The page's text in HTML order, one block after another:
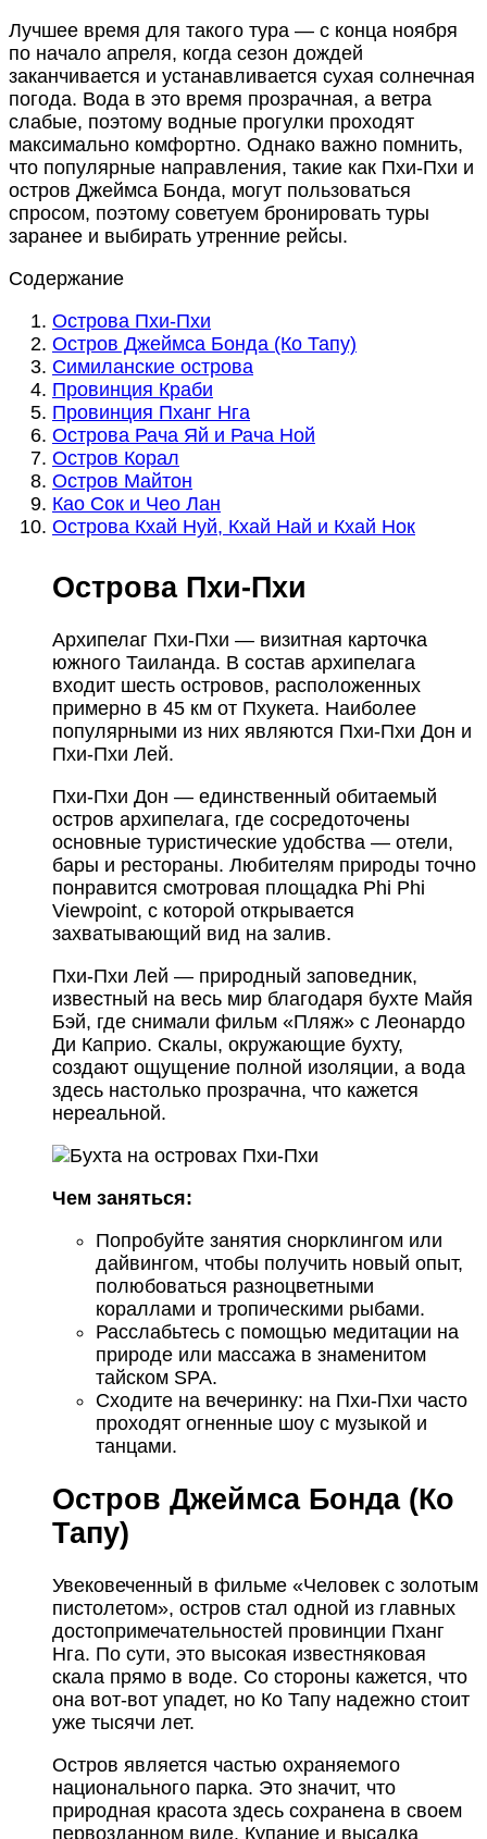
Лучшее время для такого тура — с конца ноября
по начало апреля, когда сезон дождей
заканчивается и устанавливается сухая солнечная
погода. Вода в это время прозрачная, а ветра
слабые, поэтому водные прогулки проходят
максимально комфортно. Однако важно помнить,
что популярные направления, такие как Пхи-Пхи и
остров Джеймса Бонда, могут пользоваться
спросом, поэтому советуем бронировать туры
заранее и выбирать утренние рейсы.
Содержание
Острова Пхи-Пхи
Остров Джеймса Бонда (Ко Тапу)
Симиланские острова
Провинция Краби
Провинция Пханг Нга
Острова Рача Яй и Рача Ной
Остров Корал
Остров Майтон
Као Сок и Чео Лан
Острова Кхай Нуй, Кхай Най и Кхай Нок
Острова Пхи-Пхи
Архипелаг Пхи-Пхи — визитная карточка
южного Таиланда. В состав архипелага
входит шесть островов, расположенных
примерно в 45 км от Пхукета. Наиболее
популярными из них являются Пхи-Пхи Дон и
Пхи-Пхи Лей.
Пхи-Пхи Дон — единственный обитаемый
остров архипелага, где сосредоточены
основные туристические удобства — отели,
бары и рестораны. Любителям природы точно
понравится смотровая площадка Phi Phi
Viewpoint, с которой открывается
захватывающий вид на залив.
Пхи-Пхи Лей — природный заповедник,
известный на весь мир благодаря бухте Майя
Бэй, где снимали фильм «Пляж» с Леонардо
Ди Каприо. Скалы, окружающие бухту,
создают ощущение полной изоляции, а вода
здесь настолько прозрачна, что кажется
нереальной.
Чем заняться:
Попробуйте занятия снорклингом или
дайвингом, чтобы получить новый опыт,
полюбоваться разноцветными
кораллами и тропическими рыбами.
Расслабьтесь с помощью медитации на
природе или массажа в знаменитом
тайском SPA.
Сходите на вечеринку: на Пхи-Пхи часто
проходят огненные шоу с музыкой и
танцами.
Остров Джеймса Бонда (Ко
Тапу)
Увековеченный в фильме «Человек с золотым
пистолетом», остров стал одной из главных
достопримечательностей провинции Пханг
Нга. По сути, это высокая известняковая
скала прямо в воде. Со стороны кажется, что
она вот-вот упадет, но Ко Тапу надежно стоит
уже тысячи лет.
Остров является частью охраняемого
национального парка. Это значит, что
природная красота здесь сохранена в своем
первозданном виде. Купание и высадка